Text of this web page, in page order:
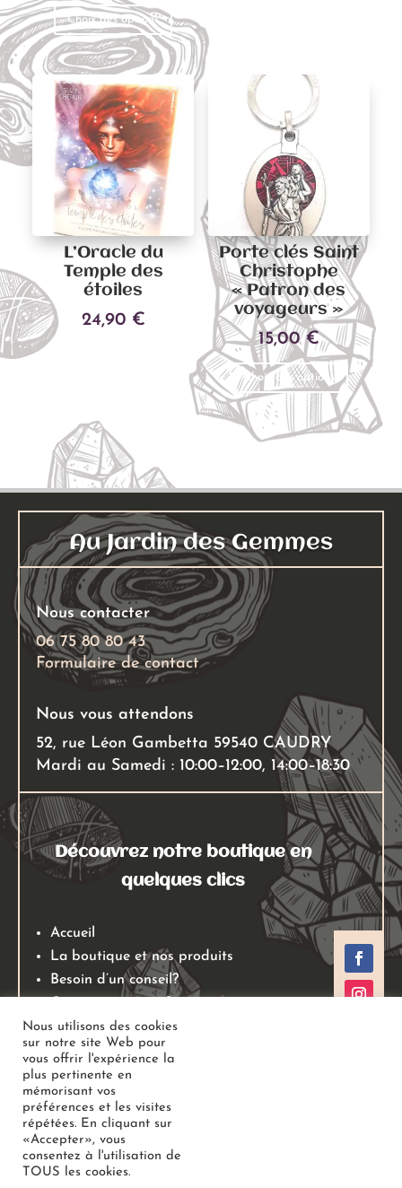
Choix des options
produit
a
plusieurs
variations.
Les
options
choisies
sur
produit
L’Oracle du
Temple des
étoiles
24,90 €
Porte clés Saint
Christophe
« Patron des
voyageurs »
15,00€
Choix des options
Ce
produit
a
choisies
Au Jardin des Gemmes
Nous contacter
06 75 80 80 43
Formulaire de contact
Nous vous attendons
52, rue Léon Gambetta 59540 CAUDRY
Mardi au Samedi : 10:00–12:00, 14:00–18:30
Découvrez notre boutique en
quelques clics
Accueil
La boutique et nos produits
Besoin d’un conseil?
Mentions légales
Conditions générales de ventes
Politiques de retours
Politique de confidentialité
Copyright Au Jardin des Gemmes
Nous utilisons des cookies
sur notre site Web pour
vous offrir l'expérience la
plus pertinente en
mémorisant vos
préférences et les visites
répétées. En cliquant sur
«Accepter», vous
consentez à l'utilisation de
TOUS les cookies.